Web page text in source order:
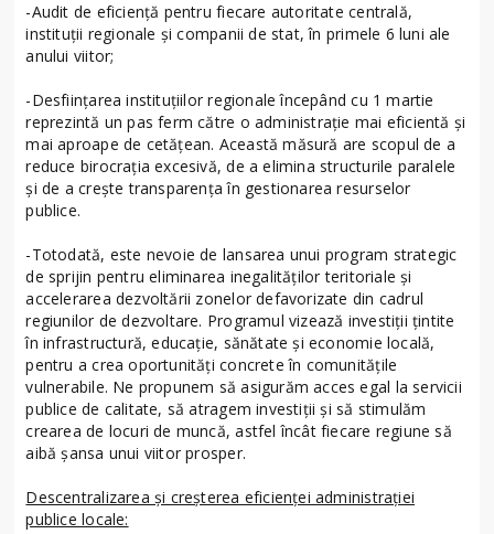
-Audit de eficiență pentru fiecare autoritate centrală,
instituții regionale și companii de stat, în primele 6 luni ale
anului viitor;
-Desființarea instituțiilor regionale începând cu 1 martie
reprezintă un pas ferm către o administrație mai eficientă și
mai aproape de cetățean. Această măsură are scopul de a
reduce birocrația excesivă, de a elimina structurile paralele
și de a crește transparența în gestionarea resurselor
publice.
-Totodată, este nevoie de lansarea unui program strategic
de sprijin pentru eliminarea inegalităților teritoriale și
accelerarea dezvoltării zonelor defavorizate din cadrul
regiunilor de dezvoltare. Programul vizează investiții țintite
în infrastructură, educație, sănătate și economie locală,
pentru a crea oportunități concrete în comunitățile
vulnerabile. Ne propunem să asigurăm acces egal la servicii
publice de calitate, să atragem investiții și să stimulăm
crearea de locuri de muncă, astfel încât fiecare regiune să
aibă șansa unui viitor prosper.
Descentralizarea și creșterea eficienței administrației
publice locale: